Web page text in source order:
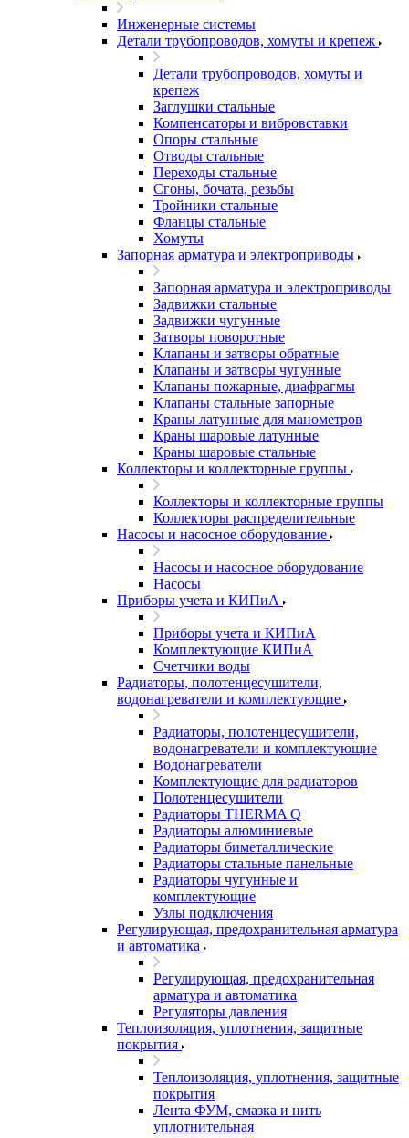
Инженерные системы
Детали трубопроводов, хомуты и крепеж
Детали трубопроводов, хомуты и
крепеж
Заглушки стальные
Компенсаторы и вибровставки
Опоры стальные
Отводы стальные
Переходы стальные
Сгоны, бочата, резьбы
Тройники стальные
Фланцы стальные
Хомуты
Запорная арматура и электроприводы
Запорная арматура и электроприводы
Задвижки стальные
Задвижки чугунные
Затворы поворотные
Клапаны и затворы обратные
Клапаны и затворы чугунные
Клапаны пожарные, диафрагмы
Клапаны стальные запорные
Краны латунные для манометров
Краны шаровые латунные
Краны шаровые стальные
Коллекторы и коллекторные группы
Коллекторы и коллекторные группы
Коллекторы распределительные
Насосы и насосное оборудование
Насосы и насосное оборудование
Насосы
Приборы учета и КИПиА
Приборы учета и КИПиА
Комплектующие КИПиА
Счетчики воды
Радиаторы, полотенцесушители,
водонагреватели и комплектующие
Радиаторы, полотенцесушители,
водонагреватели и комплектующие
Водонагреватели
Комплектующие для радиаторов
Полотенцесушители
Радиаторы THERMA Q
Радиаторы алюминиевые
Радиаторы биметаллические
Радиаторы стальные панельные
Радиаторы чугунные и
комплектующие
Узлы подключения
Регулирующая, предохранительная арматура
и автоматика
Регулирующая, предохранительная
арматура и автоматика
Регуляторы давления
Теплоизоляция, уплотнения, защитные
покрытия
Теплоизоляция, уплотнения, защитные
покрытия
Лента ФУМ, смазка и нить
уплотнительная